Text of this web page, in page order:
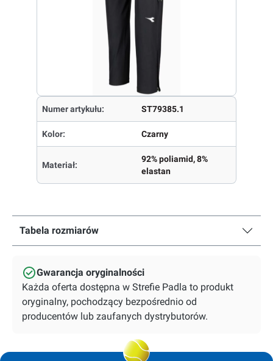
Numer artykułu: ST79385.1
Kolor: Czarny
Materiał:
92% poliamid, 8%
elastan
Tabela rozmiarów
Gwarancja oryginalności
Każda oferta dostępna w Strefie Padla to produkt
oryginalny, pochodzący bezpośrednio od
producentów lub zaufanych dystrybutorów.